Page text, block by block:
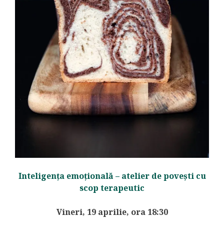
Inteligența emoțională – atelier de povești cu
scop terapeutic
Vineri, 19 aprilie, ora 18:30